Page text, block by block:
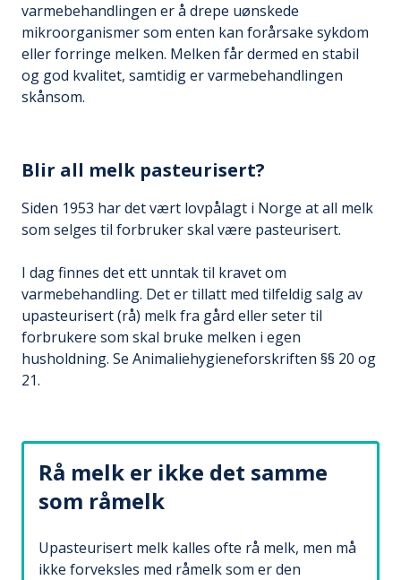
varmebehandlingen er å drepe uønskede
mikroorganismer som enten kan forårsake sykdom
eller forringe melken. Melken får dermed en stabil
og god kvalitet, samtidig er varmebehandlingen
skånsom.
Blir all melk pasteurisert?
Siden 1953 har det vært lovpålagt i Norge at all melk
som selges til forbruker skal være pasteurisert.
I dag finnes det ett unntak til kravet om
varmebehandling. Det er tillatt med tilfeldig salg av
upasteurisert (rå) melk fra gård eller seter til
forbrukere som skal bruke melken i egen
husholdning. Se Animaliehygieneforskriften §§ 20 og
21.
Rå melk er ikke det samme
som råmelk
Upasteurisert melk kalles ofte rå melk, men må
ikke forveksles med råmelk som er den